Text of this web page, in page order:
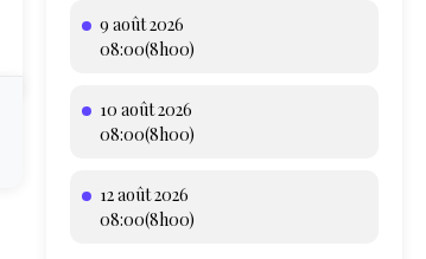
9 août 2026
08:00(8h00)
10 août 2026
08:00(8h00)
12 août 2026
08:00(8h00)